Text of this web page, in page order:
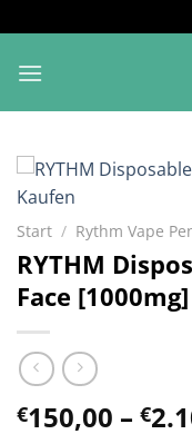
Inhalt
springen
Start / Rythm Vape
RYTHM
Face [1000mg]
€150,00 – €